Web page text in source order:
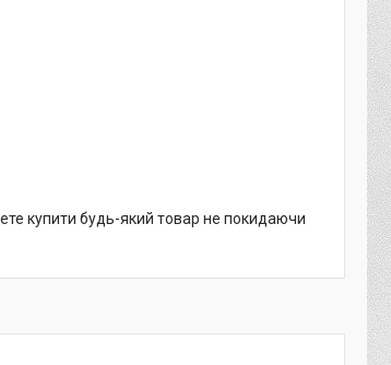
купити будь-який товар не покидаючи